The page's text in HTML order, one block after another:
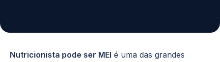
Nutricionista pode ser MEI é uma das grandes